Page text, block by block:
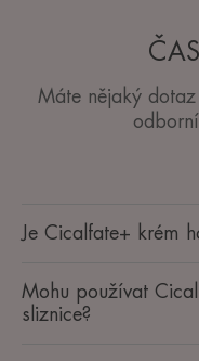
Máte nějaký
Je Cicalfate+ krém
Mohu používat
sliznice?